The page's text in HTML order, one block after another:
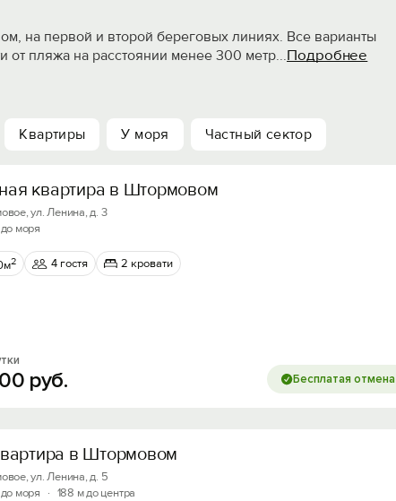
на первой и второй береговых линиях. Все варианты
от пляжа на расстоянии менее 300 метр...Подробнее
Квартиры У моря Частный сектор
квартира в Штормовом
ул. Ленина, д. 3
моря
2 4 гостя 2 кровати
руб. Бесплатая отмена
в Штормовом
ул. Ленина, д. 5
моря
· 188 м до центра